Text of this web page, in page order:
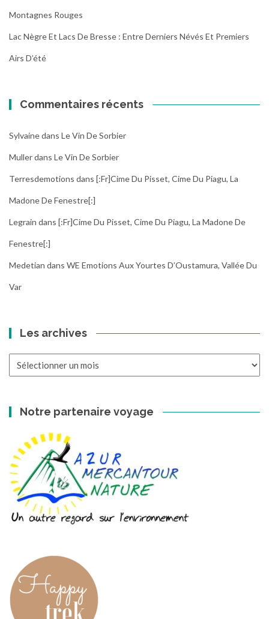
Montagnes Rouges
Lac Nègre Et Lacs De Bresse : Entre Derniers Névés Et Premiers
Airs D’été
Commentaires récents
Sylvainedans Le Vin De Sorbier
Mullerdans Le Vin De Sorbier
Terresdemotions dans [:fr]Cime Du Pisset, Cime Du Piagu, La
Madone De Fenestre[:]
Legrain dans [:fr]Cime Du Pisset, Cime Du Piagu, La Madone De
Fenestre[:]
Medetian dans WE Emotions Aux Yourtes D’Oustamura, Vallée Du
Var
Les archives
Les
Notre partenaire voyage